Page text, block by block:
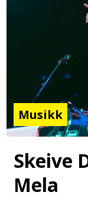
Musikk
Skeive
Mela